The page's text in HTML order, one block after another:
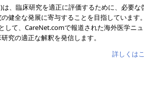
は、臨床研究を適正に評価するために、必要な
健全な発展に寄与することを目指しています
して、CareNet.comで報道された海外医学ニ
究の適正な解釈を発信します。
詳しくは